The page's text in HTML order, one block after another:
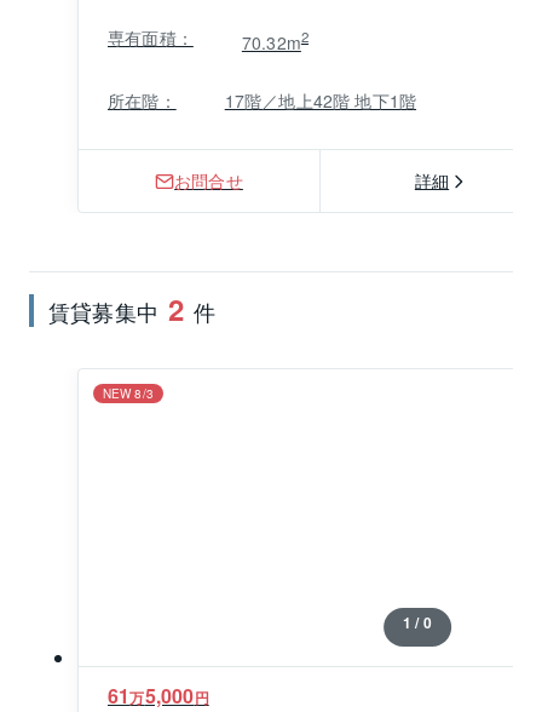
専有面積： 70.32m2
所在階： 17階／地上42階 地下1階
お問合せ 詳細
賃貸募集中 2 件
1 / 0
NEW 8/3
61万5,000円